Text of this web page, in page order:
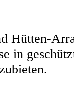
Hütten-
in